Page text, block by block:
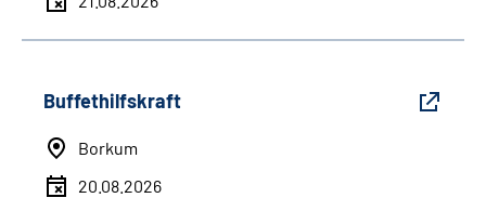
Buffethilfskraft
Borkum
20.08.2026